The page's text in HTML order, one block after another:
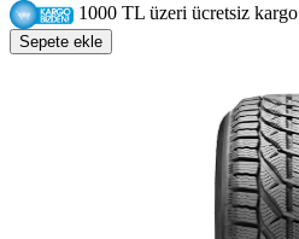
1000 TL üzeri ücretsiz kargo
Sepete ekle